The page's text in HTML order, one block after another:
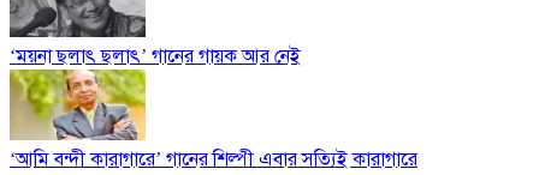
‘ময়না ছলাৎ ছলাৎ’ গানের গায়ক আর নেই
‘আমি বন্দী কারাগারে’ গানের শিল্পী এবার সত্যিই কারাগারে